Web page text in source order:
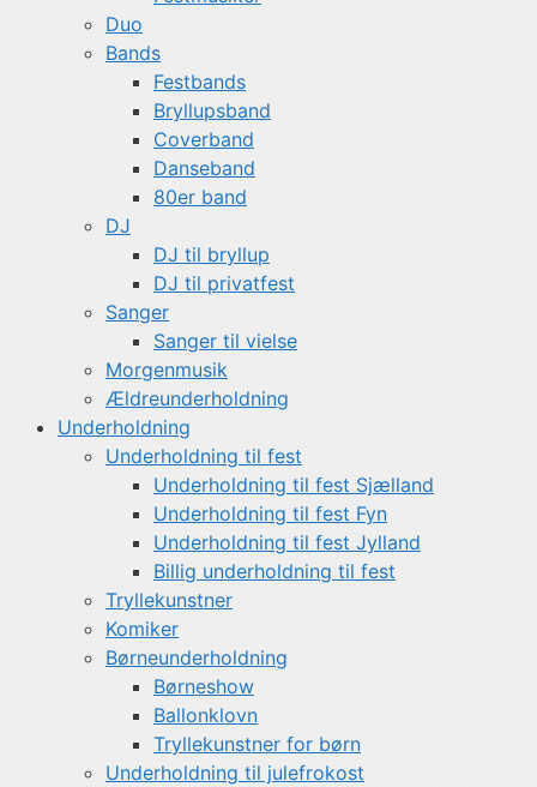
Duo
Bands
Festbands
Bryllupsband
Coverband
Danseband
80er band
DJ
DJ til bryllup
DJ til privatfest
Sanger
Sanger til vielse
Morgenmusik
Ældreunderholdning
Underholdning
Underholdning til fest
Underholdning til fest Sjælland
Underholdning til fest Fyn
Underholdning til fest Jylland
Billig underholdning til fest
Tryllekunstner
Komiker
Børneunderholdning
Børneshow
Ballonklovn
Tryllekunstner for børn
Underholdning til julefrokost